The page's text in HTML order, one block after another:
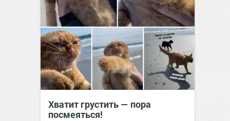
Хватит грустить — пора
посмеяться!